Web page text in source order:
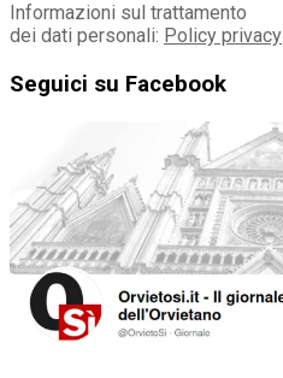
Informazioni sul trattamento
dei dati personali: Policy privacy
Seguici su Facebook